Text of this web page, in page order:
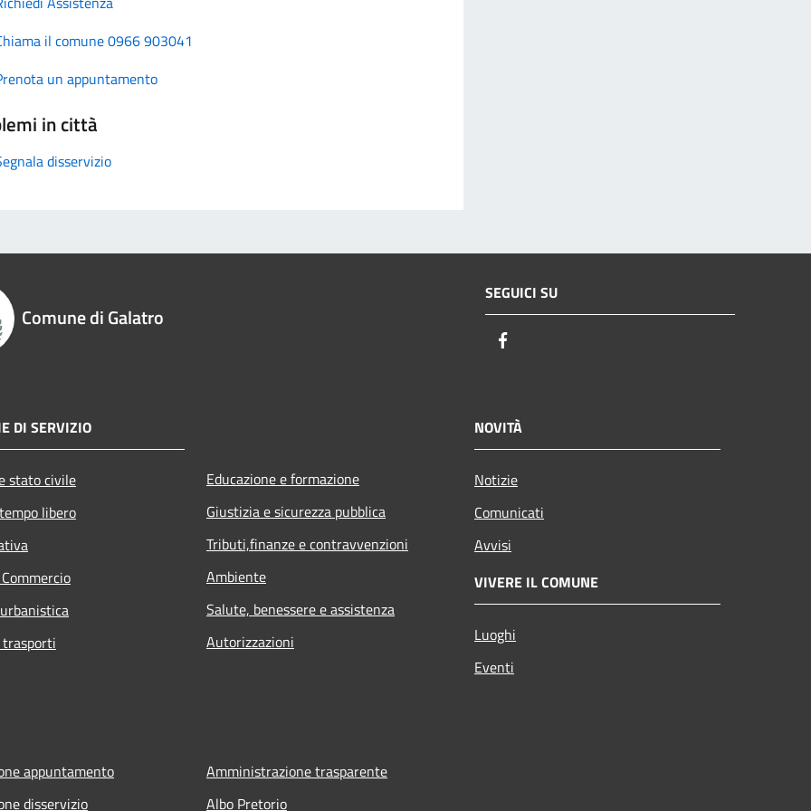
il comune 0966 903041
un appuntamento
in città
disservizio
Comune di Galatro
SEGUICI SU
DI SERVIZIO
stato civile
libero
Educazione e formazione
Giustizia e sicurezza pubblica
Tributi,finanze e contravvenzioni
Ambiente
Salute, benessere e assistenza
Autorizzazioni
NOVITÀ
Notizie
Comunicati
Avvisi
VIVERE IL COMUNE
Luoghi
Eventi
appuntamento
disservizio
Amministrazione trasparente
Albo Pretorio